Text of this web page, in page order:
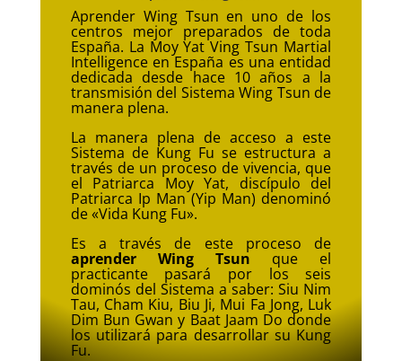
Aprender Wing Tsun en uno de los
centros mejor preparados de toda
España. La Moy Yat Ving Tsun Martial
Intelligence en España es una entidad
dedicada desde hace 10 años a la
transmisión del Sistema Wing Tsun de
manera plena.
La manera plena de acceso a este
Sistema de Kung Fu se estructura a
través de un proceso de vivencia, que
el Patriarca Moy Yat, discípulo del
Patriarca Ip Man (Yip Man) denominó
de«Vida Kung Fu».
Es a través de este proceso de
aprender Wing Tsun que el
practicante pasará por los seis
dominós del Sistema a saber: Siu Nim
Tau, Cham Kiu, Biu Ji, Mui Fa Jong, Luk
Dim Bun Gwan y Baat Jaam Do donde
los utilizará para desarrollar su Kung
Fu.